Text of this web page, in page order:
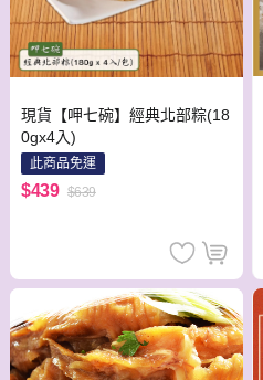
現貨【呷七碗】經典北部粽(18
0gx4入)
此商品免運
$439 $639